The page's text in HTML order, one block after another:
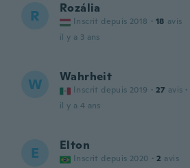
R Rozália
Inscrit depuis 2018 · 18 avis
il y a 3 ans
W Wahrheit
Inscrit depuis 2019 · 27 avis ·
il y a 4 ans
E Elton
Inscrit depuis 2020 · 2 avis